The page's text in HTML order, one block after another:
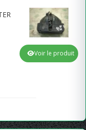
Voir le produit